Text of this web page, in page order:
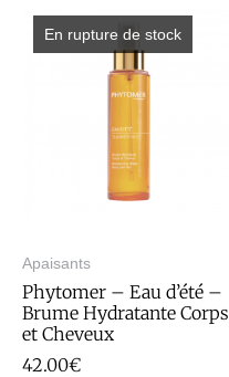
En rupture de stock
Apaisants
Phytomer – Eau d’été –
Brume Hydratante Corps
et Cheveux
42.00€